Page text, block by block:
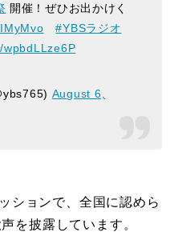
開催！ぜひお出かけく
#YBSラジオ
August 6,
ションで、全国に認めら
を披露しています。